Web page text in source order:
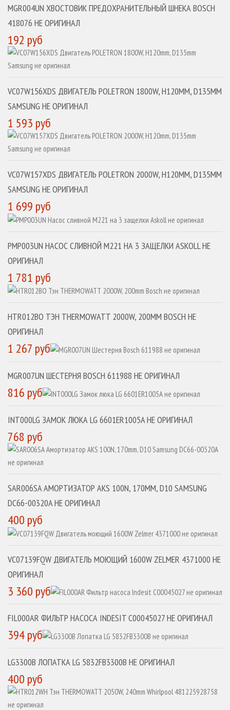
MGR004UN ХВОСТОВИК ПРЕДОХРАНИТЕЛЬНЫЙ ШНЕКА BOSCH
418076 НЕ ОРИГИНАЛ
192 руб
VC07W156XDS ДВИГАТЕЛЬ POLETRON 1800W, H120MM, D135MM
SAMSUNG НЕ ОРИГИНАЛ
1 593 руб
VC07W157XDS ДВИГАТЕЛЬ POLETRON 2000W, H120MM, D135MM
SAMSUNG НЕ ОРИГИНАЛ
1 699 руб
PMP003UN НАСОС СЛИВНОЙ M221 НА 3 ЗАЩЕЛКИ ASKOLL НЕ
ОРИГИНАЛ
1 781 руб
HTR012BO ТЭН THERMOWATT 2000W, 200MM BOSCH НЕ
ОРИГИНАЛ
1 267 руб
MGR007UN ШЕСТЕРНЯ BOSCH 611988 НЕ ОРИГИНАЛ
816 руб
INT000LG ЗАМОК ЛЮКА LG 6601ER1005A НЕ ОРИГИНАЛ
768 руб
SAR006SA АМОРТИЗАТОР AKS 100N, 170MM, D10 SAMSUNG
DC66-00320A НЕ ОРИГИНАЛ
400 руб
VC07139FQW ДВИГАТЕЛЬ МОЮЩИЙ 1600W ZELMER 4371000 НЕ
ОРИГИНАЛ
3 360 руб
FIL000AR ФИЛЬТР НАСОСА INDESIT C00045027 НЕ ОРИГИНАЛ
394 руб
LG3300B ЛОПАТКА LG 5832FB3300B НЕ ОРИГИНАЛ
400 руб